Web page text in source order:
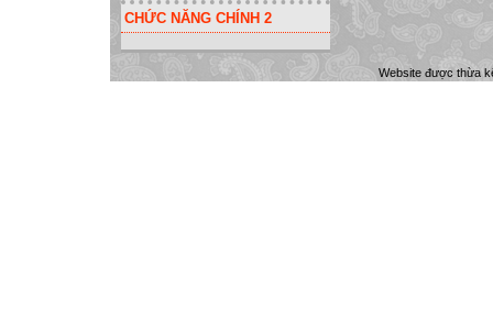
CHỨC NĂNG CHÍNH 2
Website được thừa